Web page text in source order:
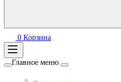
0 Корзина
Главное меню